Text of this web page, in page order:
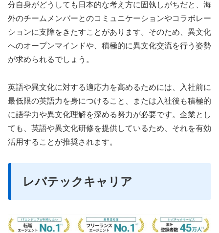
分自身がどうしても日本的な考え方に固執しがちだと、海
外のチームメンバーとのコミュニケーションやコラボレー
ションに支障をきたすことがあります。そのため、異文化
へのオープンマインドや、積極的に異文化交流を行う姿勢
が求められるでしょう。
英語や異文化に対する適応力を高めるためには、入社前に
最低限の英語力を身につけること、または入社後も積極的
に語学力や異文化理解を深める努力が必要です。企業とし
ても、英語や異文化研修を提供しているため、それを有効
活用することが推奨されます。
レバテックキャリア